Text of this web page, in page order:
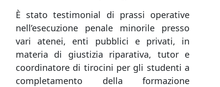
È stato testimonial di prassi operative
nell’esecuzione penale minorile presso
vari atenei, enti pubblici e privati, in
materia di giustizia riparativa, tutor e
coordinatore di tirocini per gli studenti a
completamento della formazione